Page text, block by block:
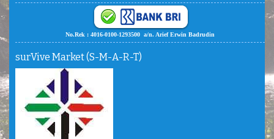
No.Rek : 4016-0100-1293500 a/n. Arief Erwin Badrudin
surVive Market (S-M-A-R-T)